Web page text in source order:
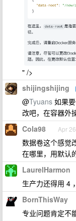
" />
shijingshijing
@Tyuans 如果
改吧，在容器外
Cola98 Apr
数据卷这个感觉
在哪里，用默认
LaurelHarmon
生产力还得用 4
BornThisWay
专业问题肯定不